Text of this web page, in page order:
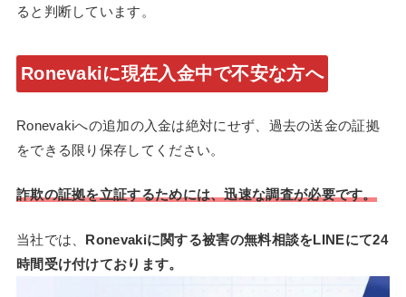
ると判断しています。
Ronevakiに現在入金中で不安な方へ
Ronevakiへの追加の入金は絶対にせず、過去の送金の証拠
をできる限り保存してください。
詐欺の証拠を立証するためには、迅速な調査が必要です。
当社では、 Ronevakiに関する被害の無料相談をLINEにて24
時間受け付けております。